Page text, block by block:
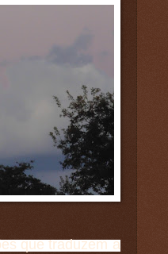
que traduzem a